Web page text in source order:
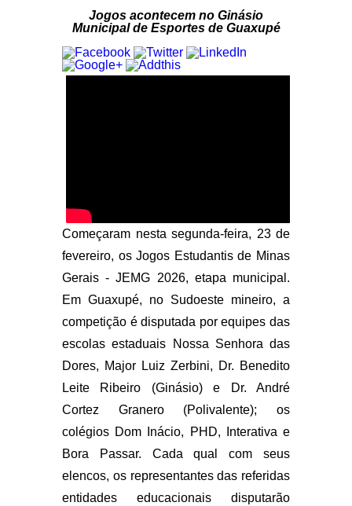
Jogos acontecem no Ginásio
Municipal de Esportes de Guaxupé
Começaram nesta segunda-feira, 23 de
fevereiro, os Jogos Estudantis de Minas
Gerais - JEMG 2026, etapa municipal.
Em Guaxupé, no Sudoeste mineiro, a
competição é disputada por equipes das
escolas estaduais Nossa Senhora das
Dores, Major Luiz Zerbini, Dr. Benedito
Leite Ribeiro (Ginásio) e Dr. André
Cortez Granero (Polivalente); os
colégios Dom Inácio, PHD, Interativa e
Bora Passar. Cada qual com seus
elencos, os representantes das referidas
entidades educacionais disputarão